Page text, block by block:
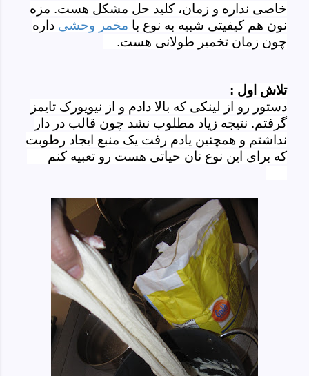
خاصی نداره و زمان، کلید حل مشکل هست. مزه
نون هم کیفیتی شبیه به نوع با مخمر وحشی داره
چون زمان تخمیر طولانی هست.
تلاش اول :
دستور رو از لینکی که بالا دادم و از نیویورک تایمز
گرفتم. نتیجه زیاد مطلوب نشد چون قالب در دار
نداشتم و همچنین یادم رفت یک منبع ایجاد رطوبت
که برای این نوع نان حیاتی هست رو تعبیه کنم